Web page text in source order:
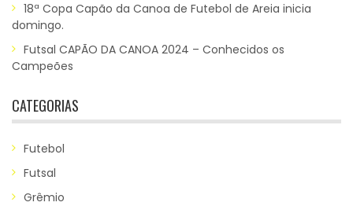
18ª Copa Capão da Canoa de Futebol de Areia inicia
domingo.
Futsal CAPÃO DA CANOA 2024 – Conhecidos os
Campeões
CATEGORIAS
Futebol
Futsal
Grêmio